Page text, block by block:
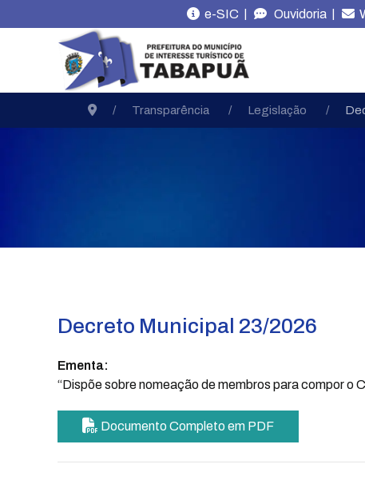
e-SIC | Ouvidoria |
Transparência Legislação
Decreto Municipal 23/2026
Ementa:
“Dispõe sobre nomeação de membros para compor o
Documento Completo em PDF